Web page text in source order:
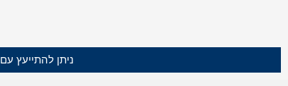
ניתן להתייעץ עם